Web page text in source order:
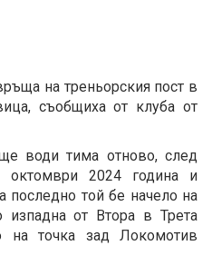
на треньорския пост в
съобщиха от клуба от
води тима отново, след
октомври 2024 година и
последно той бе начело на
от Втора в Трета
на точка зад Локомотив